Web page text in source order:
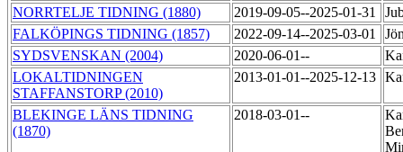
NORRTELJE TIDNING (1880)
2019-09-05--2025-01-31
FALKÖPINGS TIDNING (1857)
2022-09-14--2025-03-01
SYDSVENSKAN (2004)
2020-06-01--
LOKALTIDNINGEN
STAFFANSTORP (2010)
2013-01-01--2025-12-13
BLEKINGE LÄNS TIDNING
(1870)
2018-03-01--